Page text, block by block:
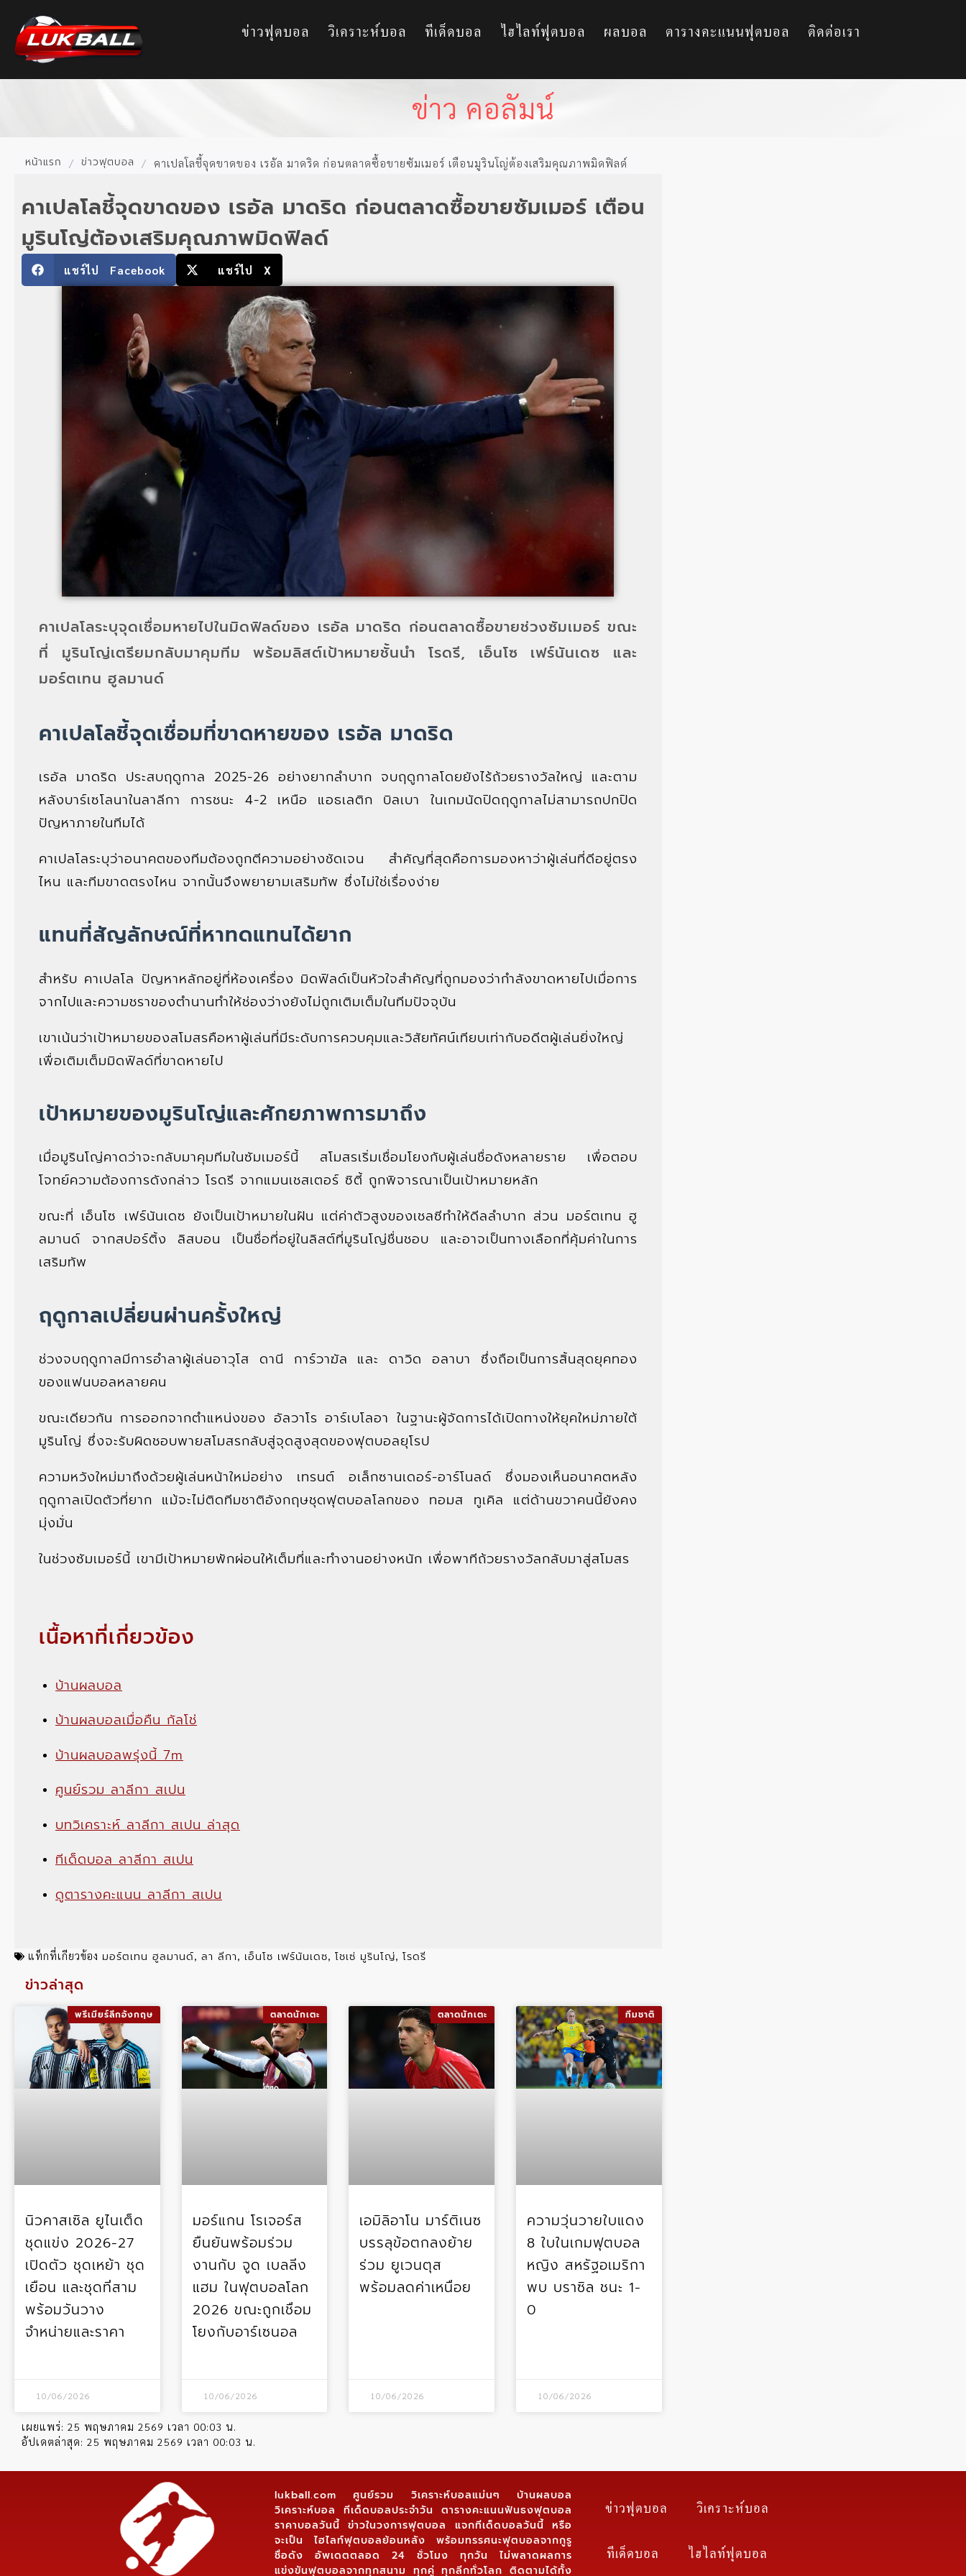
ข่าวฟุตบอล วิเคราะห์บอล ทีเด็ดบอล ไฮไลท์ฟุตบอล ผลบอล ตารางคะแนนฟุตบอล ติดต่อเรา
ข่าว คอลัมน์
หน้าแรก / ข่าวฟุตบอล / คาเปลโลชี้จุดขาดของ เรอัล มาดริด ก่อนตลาดซื้อขายซัมเมอร์ เตือนมูรินโญ่ต้องเสริมคุณภาพมิดฟิลด์
คาเปลโลชี้จุดขาดของ เรอัล มาดริด ก่อนตลาดซื้อขายซัมเมอร์ เตือน
มูรินโญ่ต้องเสริมคุณภาพมิดฟิลด์
แชร์ไป Facebook แชร์ไป X
คาเปลโลระบุจุดเชื่อมหายไปในมิดฟิลด์ของ เรอัล มาดริด ก่อนตลาดซื้อขายช่วงซัมเมอร์ ขณะ
ที่ มูรินโญ่เตรียมกลับมาคุมทีม พร้อมลิสต์เป้าหมายชั้นนำ โรดรี, เอ็นโซ เฟร์นันเดซ และ
มอร์ตเทน ฮูลมานด์
คาเปลโลชี้จุดเชื่อมที่ขาดหายของ เรอัล มาดริด
เรอัล มาดริด ประสบฤดูกาล 2025-26 อย่างยากลำบาก จบฤดูกาลโดยยังไร้ถ้วยรางวัลใหญ่ และตาม
หลังบาร์เซโลนาในลาลีกา การชนะ 4-2 เหนือ แอธเลติก บิลเบา ในเกมนัดปิดฤดูกาลไม่สามารถปกปิด
ปัญหาภายในทีมได้
คาเปลโลระบุว่าอนาคตของทีมต้องถูกตีความอย่างชัดเจน สำคัญที่สุดคือการมองหาว่าผู้เล่นที่ดีอยู่ตรง
ไหน และทีมขาดตรงไหน จากนั้นจึงพยายามเสริมทัพ ซึ่งไม่ใช่เรื่องง่าย
แทนที่สัญลักษณ์ที่หาทดแทนได้ยาก
สำหรับ คาเปลโล ปัญหาหลักอยู่ที่ห้องเครื่อง มิดฟิลด์เป็นหัวใจสำคัญที่ถูกมองว่ากำลังขาดหายไปเมื่อการ
จากไปและความชราของตำนานทำให้ช่องว่างยังไม่ถูกเติมเต็มในทีมปัจจุบัน
เขาเน้นว่าเป้าหมายของสโมสรคือหาผู้เล่นที่มีระดับการควบคุมและวิสัยทัศน์เทียบเท่ากับอดีตผู้เล่นยิ่งใหญ่
เพื่อเติมเต็มมิดฟิลด์ที่ขาดหายไป
เป้าหมายของมูรินโญ่และศักยภาพการมาถึง
เมื่อมูรินโญ่คาดว่าจะกลับมาคุมทีมในซัมเมอร์นี้ สโมสรเริ่มเชื่อมโยงกับผู้เล่นชื่อดังหลายราย เพื่อตอบ
โจทย์ความต้องการดังกล่าว โรดรี จากแมนเชสเตอร์ ซิตี้ ถูกพิจารณาเป็นเป้าหมายหลัก
ขณะที่ เอ็นโซ เฟร์นันเดซ ยังเป็นเป้าหมายในฝัน แต่ค่าตัวสูงของเชลซีทำให้ดีลลำบาก ส่วน มอร์ตเทน ฮู
ลมานด์ จากสปอร์ติ้ง ลิสบอน เป็นชื่อที่อยู่ในลิสต์ที่มูรินโญ่ชื่นชอบ และอาจเป็นทางเลือกที่คุ้มค่าในการ
เสริมทัพ
ฤดูกาลเปลี่ยนผ่านครั้งใหญ่
ช่วงจบฤดูกาลมีการอำลาผู้เล่นอาวุโส ดานี การ์วาฆัล และ ดาวิด อลาบา ซึ่งถือเป็นการสิ้นสุดยุคทอง
ของแฟนบอลหลายคน
ขณะเดียวกัน การออกจากตำแหน่งของ อัลวาโร อาร์เบโลอา ในฐานะผู้จัดการได้เปิดทางให้ยุคใหม่ภายใต้
มูรินโญ่ ซึ่งจะรับผิดชอบพายสโมสรกลับสู่จุดสูงสุดของฟุตบอลยุโรป
ความหวังใหม่มาถึงด้วยผู้เล่นหน้าใหม่อย่าง เทรนต์ อเล็กซานเดอร์-อาร์โนลด์ ซึ่งมองเห็นอนาคตหลัง
ฤดูกาลเปิดตัวที่ยาก แม้จะไม่ติดทีมชาติอังกฤษชุดฟุตบอลโลกของ ทอมส ทูเคิล แต่ด้านขวาคนนี้ยังคง
มุ่งมั่น
ในช่วงซัมเมอร์นี้ เขามีเป้าหมายพักผ่อนให้เต็มที่และทำงานอย่างหนัก เพื่อพาทีถ้วยรางวัลกลับมาสู่สโมสร
เนื้อหาที่เกี่ยวข้อง
บ้านผลบอล
บ้านผลบอลเมื่อคืน กัลโช่
บ้านผลบอลพรุ่งนี้ 7m
ศูนย์รวม ลาลีกา สเปน
บทวิเคราะห์ ลาลีกา สเปน ล่าสุด
ทีเด็ดบอล ลาลีกา สเปน
ดูตารางคะแนน ลาลีกา สเปน
แท็กที่เกียวข้อง มอร์ตเทน ฮูลมานด์, ลา ลีกา, เอ็นโซ เฟร์นันเดซ, โชเซ่ มูรินโญ่, โรดรี
ข่าวล่าสุด
พรีเมียร์ลีกอังกฤษ
นิวคาสเซิล ยูไนเต็ด
ชุดแข่ง 2026-27
เปิดตัว ชุดเหย้า ชุด
เยือน และชุดที่สาม
พร้อมวันวาง
จำหน่ายและราคา
10/06/2026
ตลาดนักเตะ
มอร์แกน โรเจอร์ส
ยืนยันพร้อมร่วม
งานกับ จูด เบลลิ่ง
แฮม ในฟุตบอลโลก
2026 ขณะถูกเชื่อม
โยงกับอาร์เซนอล
10/06/2026
ตลาดนักเตะ
เอมิลิอาโน มาร์ติเนซ
บรรลุข้อตกลงย้าย
ร่วม ยูเวนตุส
พร้อมลดค่าเหนื่อย
10/06/2026
ทีมชาติ
ความวุ่นวายใบแดง
8 ใบในเกมฟุตบอล
หญิง สหรัฐอเมริกา
พบ บราซิล ชนะ 1-
0
10/06/2026
เผยแพร่: 25 พฤษภาคม 2569 เวลา 00:03 น.
อัปเดตล่าสุด: 25 พฤษภาคม 2569 เวลา 00:03 น.
lukball.com ศูนย์รวม วิเคราะห์บอลแม่นๆ บ้านผลบอล
วิเคราะห์บอล ทีเด็ดบอลประจำวัน ตารางคะแนนฟันธงฟุตบอล
ราคาบอลวันนี้ ข่าวในวงการฟุตบอล แจกทีเด็ดบอลวันนี้ หรือ
จะเป็น ไฮไลท์ฟุตบอลย้อนหลัง พร้อมทรรศนะฟุตบอลจากกูรู
ชื่อดัง อัพเดตตลอด 24 ชั่วโมง ทุกวัน ไม่พลาดผลการ
แข่งขันฟุตบอลจากทุกสนาม ทุกคู่ ทุกลีกทั่วโลก ติดตามได้ทั้ง
ข่าวฟุตบอล
วิเคราะห์บอล
ทีเด็ดบอล
ไฮไลท์ฟุตบอล